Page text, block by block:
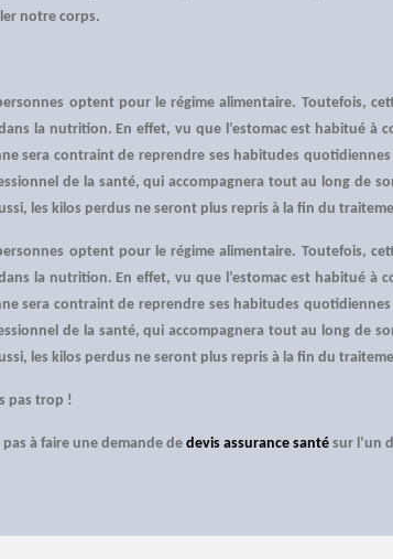
notre corps.
optent pour le régime alimentaire. Toutefois,
la nutrition. En effet, vu que l’estomac est habitué à
sera contraint de reprendre ses habitudes
de la santé, qui accompagnera tout au long de
les kilos perdus ne seront plus repris à la fin du
optent pour le régime alimentaire. Toutefois,
la nutrition. En effet, vu que l’estomac est habitué à
sera contraint de reprendre ses habitudes
de la santé, qui accompagnera tout au long de
les kilos perdus ne seront plus repris à la fin du
pas trop !
pas à faire une demande de devis assurance santé sur l’un